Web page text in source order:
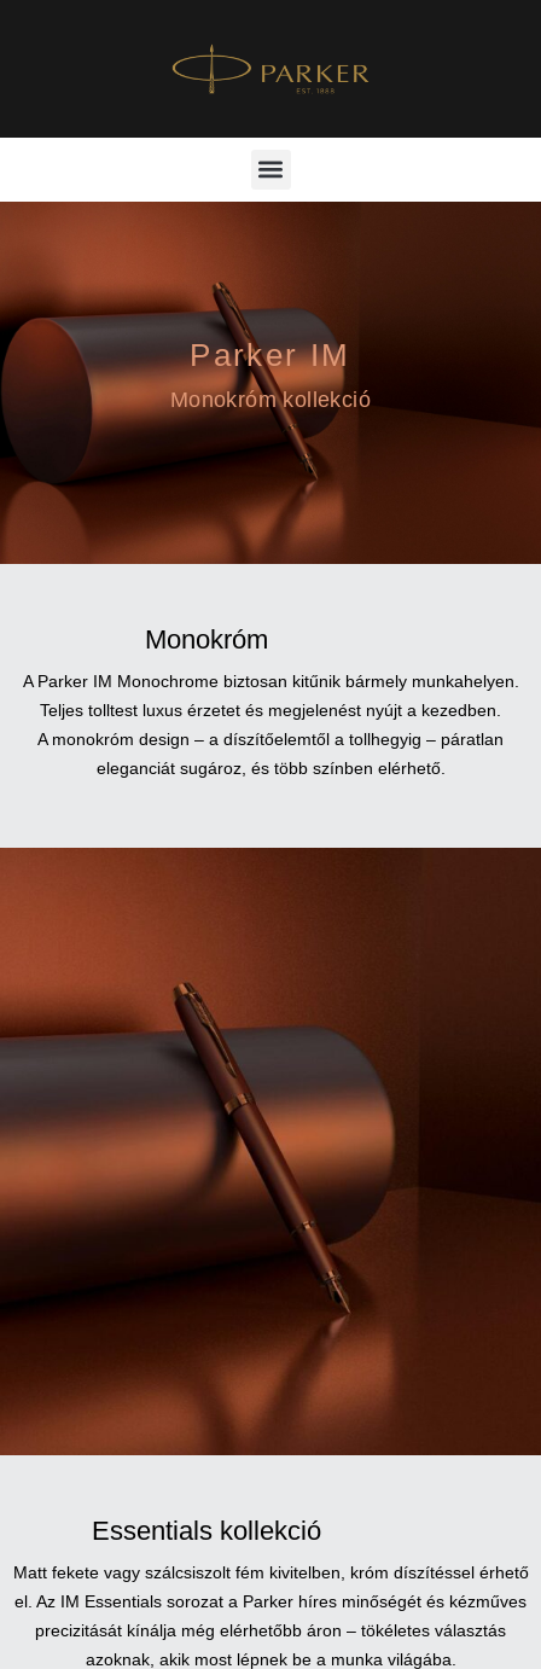
Parker IM
Monokróm kollekció
Monokróm
A Parker IM Monochrome biztosan kitűnik bármely munkahelyen.
Teljes tolltest luxus érzetet és megjelenést nyújt a kezedben.
A monokróm design – a díszítőelemtől a tollhegyig – páratlan
eleganciát sugároz, és több színben elérhető.
Essentials kollekció
Matt fekete vagy szálcsiszolt fém kivitelben, króm díszítéssel érhető
el. Az IM Essentials sorozat a Parker híres minőségét és kézműves
precizitását kínálja még elérhetőbb áron – tökéletes választás
azoknak, akik most lépnek be a munka világába.